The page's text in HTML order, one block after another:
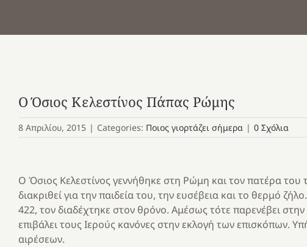
Ο Όσιος Κελεστίνος Πάπας Ρώμης
8 Απριλίου, 2015 | Categories: Ποιος γιορτάζει σήμερα | 0 Σχόλια
Ο Όσιος Κελεστίνος γεννήθηκε στη Ρώμη και τον πατέρα του
διακριθεί για την παιδεία του, την ευσέβεια και το θερμό
422, τον διαδέχτηκε στον θρόνο. Αμέσως τότε παρενέβει
επιβάλει τους Ιερούς κανόνες στην εκλογή των επισκόπων.
αιρέσεων.